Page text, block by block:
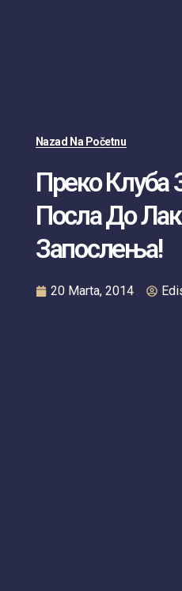
Nazad Na Početnu
Преко
Посла До
Запослења!
20 Marta, 2014